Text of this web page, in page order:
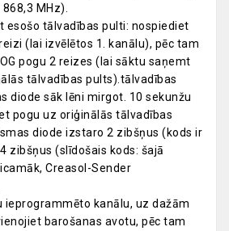
MHz).
esošo tālvadības pulti: nospiediet
(lai izvēlētos 1. kanālu), pēc tam
pogu 2 reizes (lai sāktu saņemt
tālvadības pults).tālvadības
diode sāk lēni mirgot. 10 sekunžu
pogu uz oriģinālās tālvadības
diode izstaro 2 zibšņus (kods ir
zibšņus (slīdošais kods: šajā
Creasol-Sender
ieprogrammēto kanālu, uz dažām
barošanas avotu, pēc tam